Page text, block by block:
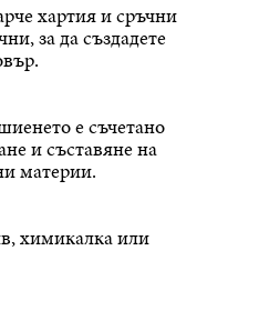
хартия и сръчни
за да създадете
е съчетано
и съставяне на
материи.
химикалка или